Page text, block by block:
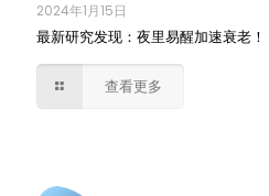
2024年1月15日
最新研究发现：夜里易醒加速衰老！
查看更多